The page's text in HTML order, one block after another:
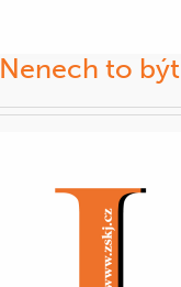
Nenech to být